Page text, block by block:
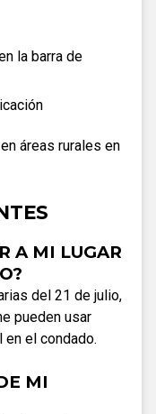
la barra de
áreas rurales en
A MI LUGAR
del 21 de julio,
pueden usar
el condado.
MI